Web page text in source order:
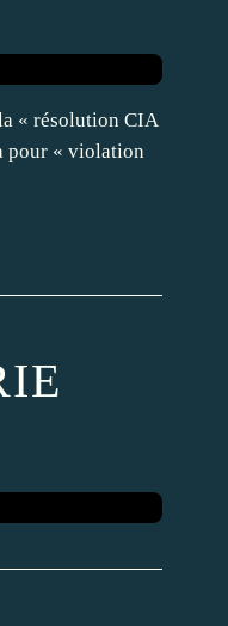
« résolution CIA
pour « violation